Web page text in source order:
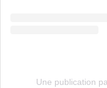
Une publication